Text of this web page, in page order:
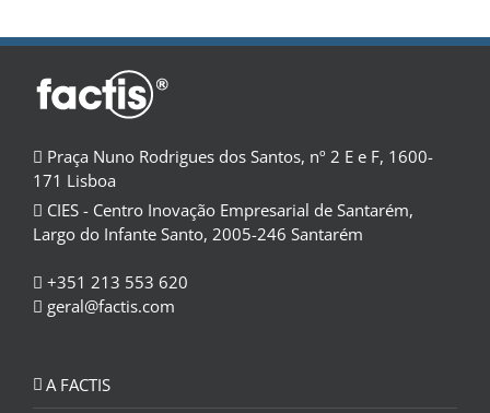
Praça Nuno Rodrigues dos Santos, nº 2 E e F, 1600-
171 Lisboa
CIES - Centro Inovação Empresarial de Santarém,
Largo do Infante Santo, 2005-246 Santarém
+351 213 553 620
geral@factis.com
A FACTIS